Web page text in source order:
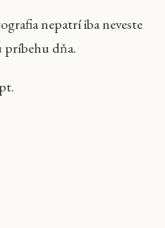
nepatrí iba neveste
príbehu dňa.